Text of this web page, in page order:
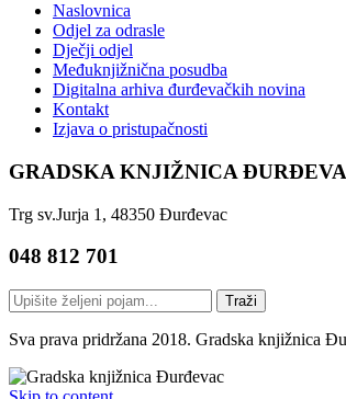
Naslovnica
Odjel za odrasle
Dječji odjel
Međuknjižnična posudba
Digitalna arhiva đurđevačkih novina
Kontakt
Izjava o pristupačnosti
GRADSKA KNJIŽNICA
Trg sv.Jurja 1, 48350 Đurđevac
048 812 701
Traži
Sva prava pridržana 2018. Gradska knjižnica